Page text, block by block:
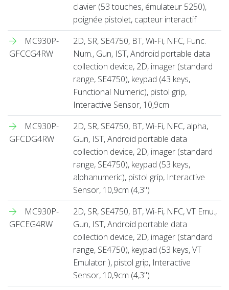
clavier (53 touches, émulateur 5250),
poignée pistolet, capteur interactif
MC930P-
GFCCG4RW
2D, SR, SE4750, BT, Wi-Fi, NFC, Func.
Num., Gun, IST, Android portable data
collection device, 2D, imager (standard
range, SE4750), keypad (43 keys,
Functional Numeric), pistol grip,
Interactive Sensor, 10,9cm
MC930P-
GFCDG4RW
2D, SR, SE4750, BT, Wi-Fi, NFC, alpha,
Gun, IST, Android portable data
collection device, 2D, imager (standard
range, SE4750), keypad (53 keys,
alphanumeric), pistol grip, Interactive
Sensor, 10,9cm (4,3'')
MC930P-
GFCEG4RW
2D, SR, SE4750, BT, Wi-Fi, NFC, VT Emu.,
Gun, IST, Android portable data
collection device, 2D, imager (standard
range, SE4750), keypad (53 keys, VT
Emulator ), pistol grip, Interactive
Sensor, 10,9cm (4,3'')